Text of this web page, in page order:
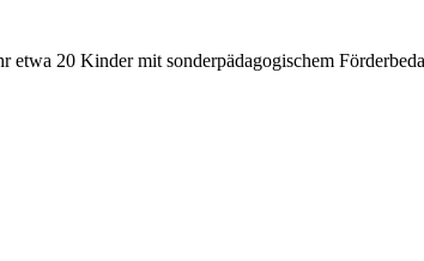
20 Kinder mit sonderpädagogischem